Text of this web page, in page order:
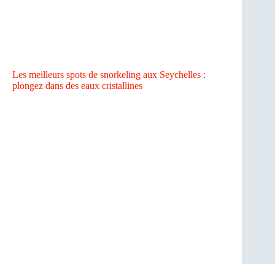
Les meilleurs spots de snorkeling aux Seychelles :
plongez dans des eaux cristallines